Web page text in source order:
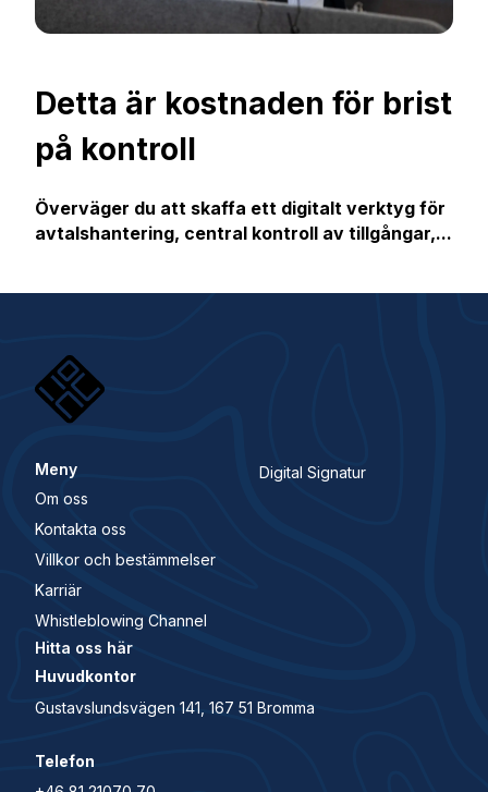
Detta är kostnaden för brist
på kontroll
Överväger du att skaffa ett digitalt verktyg för
avtalshantering, central kontroll av tillgångar,...
Meny
Om oss
Kontakta oss
Villkor och bestämmelser
Karriär
Whistleblowing Channel
Digital Signatur
Hitta oss här
Huvudkontor
Gustavslundsvägen 141, 167 51 Bromma
Telefon